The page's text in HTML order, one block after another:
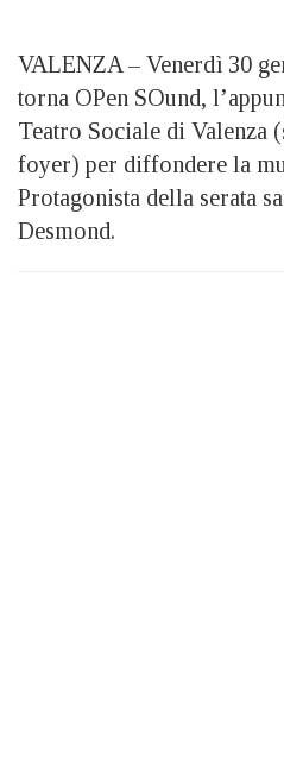
VALENZA – Venerdì 30
torna OPen SOund,
Teatro Sociale di Valenza
foyer) per diffondere la
Protagonista della serata
Desmond.